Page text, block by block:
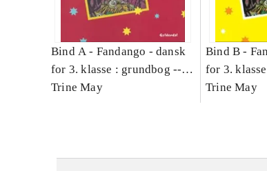
Bind A - Fandango - dansk
for 3. klasse : grundbog --
Arbejdsbog. Bind A
Trine May
Bind B -
for 3.
Arbejdsbog.
Trine May